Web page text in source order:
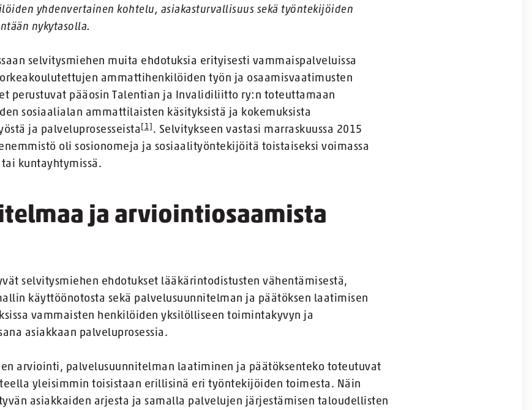
yhdenvertainen kohtelu, asiakasturvallisuus sekä työntekijöiden
nykytasolla.
selvitysmiehen muita ehdotuksia erityisesti vammaispalveluissa
ammattihenkilöiden työn ja osaamisvaatimusten
perustuvat pääosin Talentian ja Invalidiliitto ry:n toteuttamaan
sosiaalialan ammattilaisten käsityksistä ja kokemuksista
ja palveluprosesseista
[1] . Selvitykseen vastasi marraskuussa 2015
oli sosionomeja ja sosiaalityöntekijöitä toistaiseksi voimassa
tai kuntayhtymissä.
ja arviointiosaamista
selvitysmiehen ehdotukset lääkärintodistusten vähentämisestä,
käyttöönotosta sekä palvelusuunnitelman ja päätöksen laatimisen
vammaisten henkilöiden yksilölliseen toimintakyvyn ja
asiakkaan palveluprosessia.
arviointi, palvelusuunnitelman laatiminen ja päätöksenteko toteutuvat
yleisimmin toisistaan erillisinä eri työntekijöiden toimesta. Näin
asiakkaiden arjesta ja samalla palvelujen järjestämisen taloudellisten